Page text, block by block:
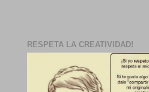
RESPETA LA CREATIVIDAD!